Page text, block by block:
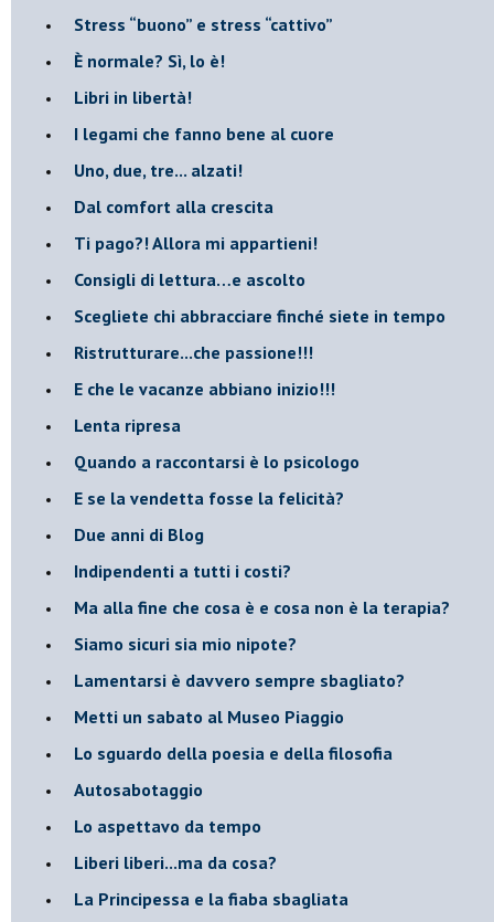
​Stress “buono” e stress “cattivo”
​È normale? Sì, lo è!
​Libri in libertà!
​I legami che fanno bene al cuore
Uno, due, tre... alzati!​
​Dal comfort alla crescita
​Ti pago?! Allora mi appartieni!​
​Consigli di lettura…e ascolto
​Scegliete chi abbracciare finché siete in tempo
​Ristrutturare...che passione!!!
​E che le vacanze abbiano inizio!!!
​Lenta ripresa
​Quando a raccontarsi è lo psicologo
​E se la vendetta fosse la felicità?
​Due anni di Blog
​Indipendenti a tutti i costi?
​Ma alla fine che cosa è e cosa non è la terapia?
​Siamo sicuri sia mio nipote?
​Lamentarsi è davvero sempre sbagliato?
​Metti un sabato al Museo Piaggio
​Lo sguardo della poesia e della filosofia
Autosabotaggio
​Lo aspettavo da tempo
​Liberi liberi...ma da cosa?
​La Principessa e la fiaba sbagliata